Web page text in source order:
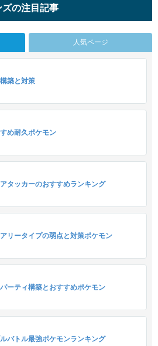
の注目記事
人気ページ
築と対策
め耐久ポケモン
タッカーのおすすめランキング
リータイプの弱点と対策ポケモン
ーティ構築とおすすめポケモン
バトル最強ポケモンランキング